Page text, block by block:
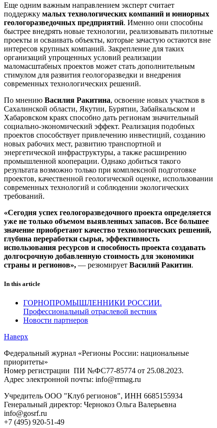
Еще одним важным направлением эксперт считает
поддержку малых технологических компаний и юниорных
геологоразведочных предприятий. Именно они способны
быстрее внедрять новые технологии, реализовывать пилотные
проекты и осваивать объекты, которые зачастую остаются вне
интересов крупных компаний. Закрепление для таких
организаций упрощенных условий реализации
маломасштабных проектов может стать дополнительным
стимулом для развития геологоразведки и внедрения
современных технологических решений.
По мнению Василия Ракитина, освоение новых участков в
Сахалинской области, Якутии, Бурятии, Забайкальском и
Хабаровском краях способно дать регионам значительный
социально-экономический эффект. Реализация подобных
проектов способствует привлечению инвестиций, созданию
новых рабочих мест, развитию транспортной и
энергетической инфраструктуры, а также расширению
промышленной кооперации. Однако добиться такого
результата возможно только при комплексной подготовке
проектов, качественной геологической оценке, использовании
современных технологий и соблюдении экологических
требований.
«Сегодня успех геологоразведочного проекта определяется
уже не только объемом выявленных запасов. Все большее
значение приобретают качество технологических решений,
глубина переработки сырья, эффективность
использования ресурсов и способность проекта создавать
долгосрочную добавленную стоимость для экономики
страны и регионов», — резюмирует Василий Ракитин.
In this article
ГОРНОПРОМЫШЛЕННИКИ РОССИИ.
Профессиональный отраслевой вестник
Новости партнеров
Наверх
Федеральный журнал «Регионы России: национальные
приоритеты»
Номер регистрации ПИ №ФС77-85774 от 25.08.2023.
Адрес электронной почты: info@rrmag.ru
Учредитель ООО "Клуб регионов", ИНН 6685155934
Генеральный директор: Чернокоз Ольга Валерьевна
info@gosrf.ru
+7 (495) 920-51-49